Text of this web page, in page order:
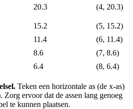
20.3 (4, 20.3)
15.2
(5, 15.2)
11.4
(6, 11.4)
8.6
(7, 8.6)
6.4 (8, 6.4)
Teken een horizontale as (de x-as)
Zorg ervoor dat de assen lang genoeg
te kunnen plaatsen.